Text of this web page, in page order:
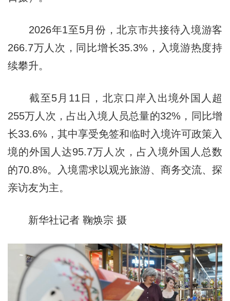
2026年1至5月份，北京市共接待入境游客
266.7万人次，同比增长35.3%，入境游热度持
续攀升。
截至5月11日，北京口岸入出境外国人超
255万人次，占出入境人员总量的32%，同比增
长33.6%，其中享受免签和临时入境许可政策入
境的外国人达95.7万人次，占入境外国人总数
的70.8%。入境需求以观光旅游、商务交流、探
亲访友为主。
新华社记者 鞠焕宗 摄